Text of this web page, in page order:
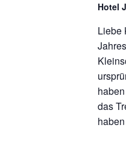
Hotel
Liebe
das